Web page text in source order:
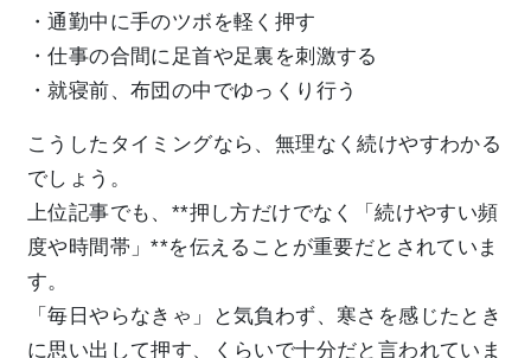
・通勤中に手のツボを軽く押す
・仕事の合間に足首や足裏を刺激する
・就寝前、布団の中でゆっくり行う
こうしたタイミングなら、無理なく続けやすわかる
でしょう。
上位記事でも、**押し方だけでなく「続けやすい頻
度や時間帯」**を伝えることが重要だとされていま
す。
「毎日やらなきゃ」と気負わず、寒さを感じたとき
に思い出して押す、くらいで十分だと言われていま